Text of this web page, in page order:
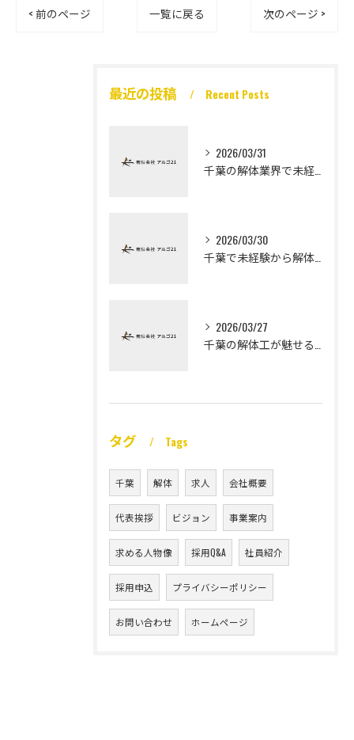
< 前のページ 一覧に戻る 次のページ >
最近の投稿 Recent Posts
2026/03/31
2026/03/30
2026/03/27
タグ Tags
千葉 解体 求人 会社概要
代表挨拶 ビジョン 事業案内
求める人物像 採用Q&A 社員紹介
採用申込 プライバシーポリシー
お問い合わせ ホームページ